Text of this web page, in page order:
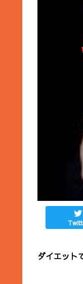
ダイエット